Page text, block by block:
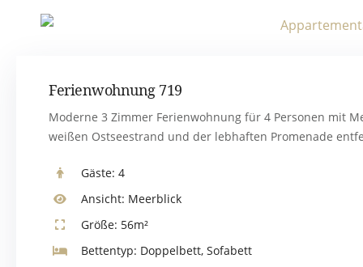
Ferienwohnung 719
Moderne 3 Zimmer Ferienwohnung für 4 Personen mit
weißen Ostseestrand und der lebhaften Promenade
Gäste: 4
Ansicht: Meerblick
Größe: 56m²
Bettentyp: Doppelbett, Sofabett